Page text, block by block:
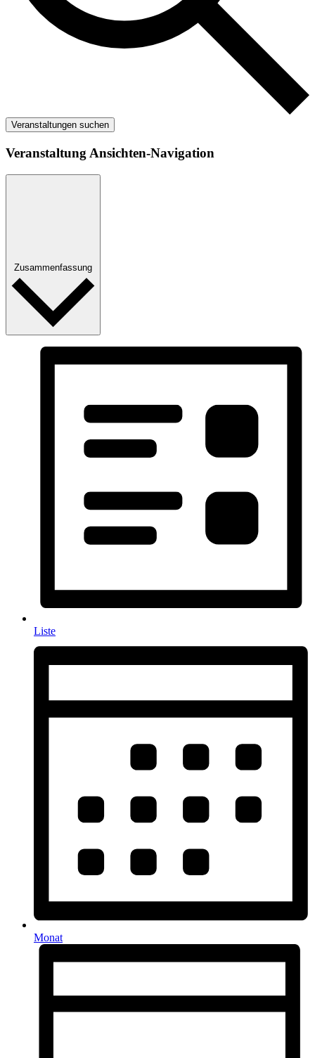
Veranstaltungen suchen
Veranstaltung Ansichten-Navigation
Zusammenfassung
Liste
Monat